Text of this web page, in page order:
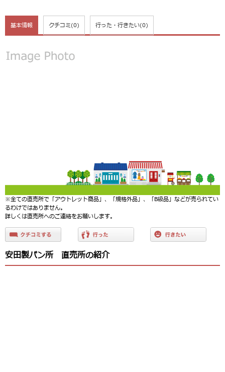
基本情報 クチコミ(0) 行った・行きたい(0)
※全ての直売所で「アウトレット商品」、「規格外品」、「B級品」などが売られてい
るわけではありません。
詳しくは直売所へのご連絡をお願いします。
安田製パン所 直売所の紹介